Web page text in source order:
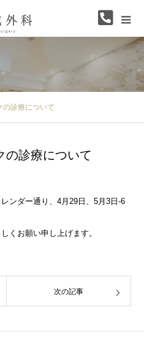
の診療について
の診療について
ンダー通り、4月29日、5月3日-6
くお願い申し上げます。
次の記事